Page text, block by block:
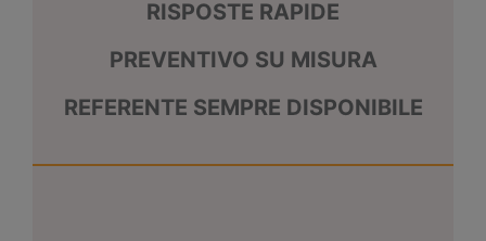
RISPOSTE RAPIDE
PREVENTIVO SU MISURA
REFERENTE SEMPRE DISPONIBILE